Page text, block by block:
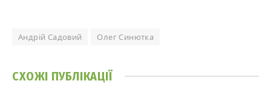
Андрій Садовий Олег Синютка
СХОЖІ ПУБЛІКАЦІЇ